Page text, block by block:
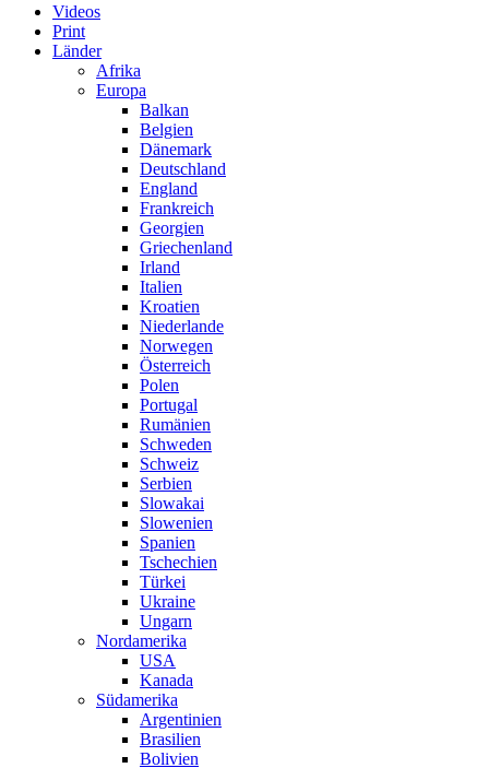
Videos
Print
Länder
Afrika
Europa
Balkan
Belgien
Dänemark
Deutschland
England
Frankreich
Georgien
Griechenland
Irland
Italien
Kroatien
Niederlande
Norwegen
Österreich
Polen
Portugal
Rumänien
Schweden
Schweiz
Serbien
Slowakai
Slowenien
Spanien
Tschechien
Türkei
Ukraine
Ungarn
Nordamerika
USA
Kanada
Südamerika
Argentinien
Brasilien
Bolivien